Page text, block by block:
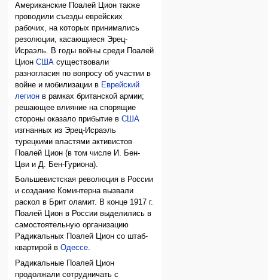
Американские Поалей Цион также
проводили съезды еврейских
рабочих, на которых принимались
резолюции, касающиеся Эрец-
Исраэль. В годы войны среди Поалей
ЦионСША существовали
разногласия по вопросу об участии в
войне и мобилизации в Еврейский
легион в рамках британской армии;
решающее влияние на спорящие
стороны оказало прибытие вСША
изгнанных из Эрец-Исраэль
турецкими властями активистов
Поалей Цион (в том числе И. Бен-
Цви и Д. Бен-Гуриона).
Большевистская революция в России
и создание Коминтерна вызвали
раскол в Брит оламит. В конце 1917 г.
Поалей Цион в России выделились в
самостоятельную организацию
Радикальных Поалей Цион со штаб-
квартирой вОдессе.
Радикальные Поалей Цион
продолжали сотрудничать с